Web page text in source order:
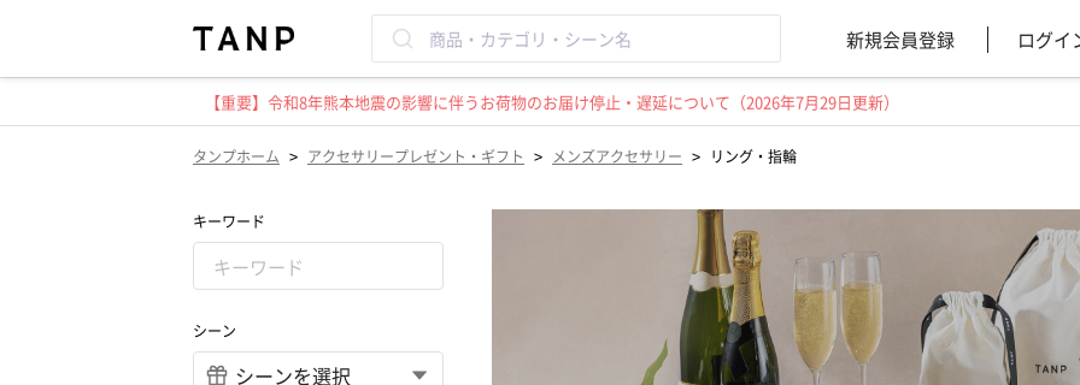
新規会員登録 ログイ
【重要】令和8年熊本地震の影響に伴うお荷物のお届け停止・遅延について（2026年7月29日更新）
タンプホーム > アクセサリープレゼント・ギフト > メンズアクセサリー > リング・指輪
キーワード
シーン